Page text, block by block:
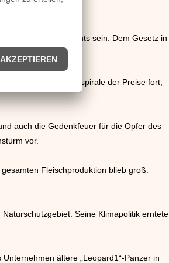
Teil des Unterrichts sein. Dem Gesetz in
sich die Abwärtsspirale der Preise fort,
auch die Gedenkfeuer für die Opfer des
vor.
Fleischproduktion blieb groß.
Seine Klimapolitik erntete
ältere „Leopard1“-Panzer in